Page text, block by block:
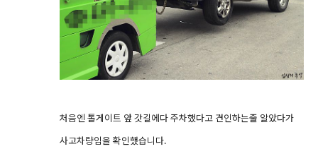
처음엔 톨게이트 앞 갓길에다 주차했다고 견인하는줄 알았다가
사고차량임을 확인했습니다.